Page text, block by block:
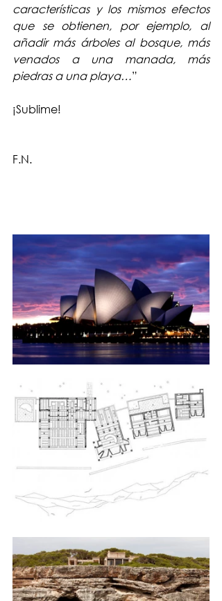
características y los mismos efectos
que se obtienen, por ejemplo, al
añadir más árboles al bosque, más
venados a una manada, más
piedras a una playa…”
¡Sublime!
F.N.